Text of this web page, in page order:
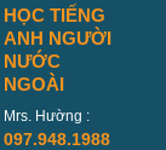
HỌC TIẾNG
ANH NGƯỜI
NƯỚC
NGOÀI
Mrs. Hường :
097.948.1988